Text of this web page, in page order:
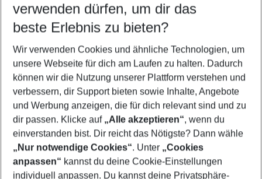
Wähle deinen Reisezeitraum
5-8 Nächte
2 Erwachsene Keine Kinder
Mehr Filter anzeigen
Footer
Footer navigation
verwenden dürfen, um dir das
beste Erlebnis zu bieten?
Wir verwenden Cookies und ähnliche Technologien, um
unsere Webseite für dich am Laufen zu halten. Dadurch
können wir die Nutzung unserer Plattform verstehen und
verbessern, dir Support bieten sowie Inhalte, Angebote
und Werbung anzeigen, die für dich relevant sind und zu
dir passen. Klicke auf „Alle akzeptieren“, wenn du
einverstanden bist. Dir reicht das Nötigste? Dann wähle
„Nur notwendige Cookies“. Unter „Cookies
anpassen“ kannst du deine Cookie-Einstellungen
individuell anpassen. Du kannst deine Privatsphäre-